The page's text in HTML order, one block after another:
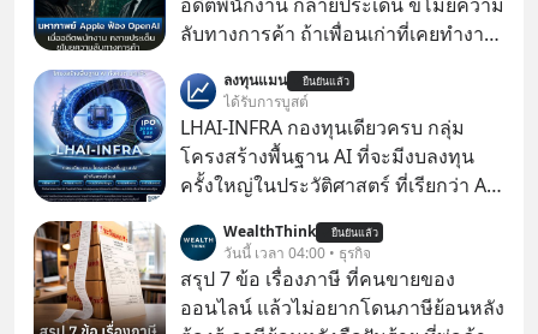
ลับทางการค้า ถ้าเพื่อนเก่าที่เคยทำงาน
เก่าที่เขาเคยทำไว้ ตอนยังอยู่บริษัท
เดียวกัน
ลงทุนแมน ยืนยันแล้ว
ได้รับการบูสต์
LHAI-INFRA กองทุนเดียวครบ กลุ่ม
โครงสร้างพื้นฐาน AI ที่จะมีงบลงทุน
ครั้งใหญ่ในประวัติศาสตร์ ที่เรียกว่า AI
1 เดือนที่ผ่านมา แต่ความจริงคือทั่วโลก
ยังเดินหน้าลงทุน AI อย่างต่อเนื่อง ซึ่ง
ต้องการโครงสร้างพื้นฐานด้าน AI
WealthThink ยืนยันแล้ว
วันนี้ เวลา 04:00 • ธุรกิจ
สรุป 7 ข้อ เรื่องภาษี ที่คนขายของ
ออนไลน์ แล้วไม่อยากโดนภาษีย้อนหลัง